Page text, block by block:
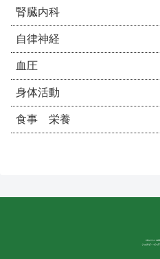
腎臓内科
自律神経
血圧
身体活動
食事 栄養